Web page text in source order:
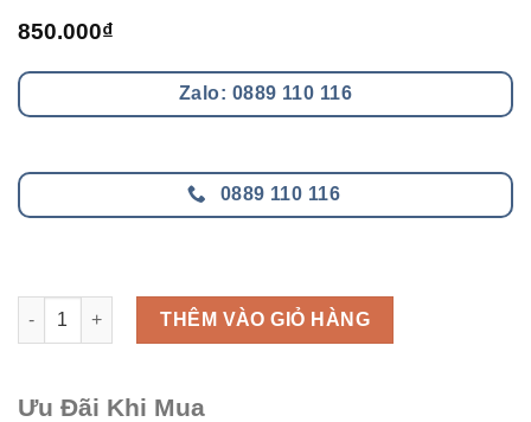
850.000₫
Zalo: 0889 110 116
0889 110 116
Hoa viếng - V168 số lượng
THÊM VÀO GIỎ HÀNG
Ưu Đãi Khi Mua